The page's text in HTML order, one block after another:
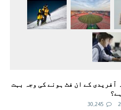
آفریدی کے ان فٹ ہونے کی وجہ بہت
30,245